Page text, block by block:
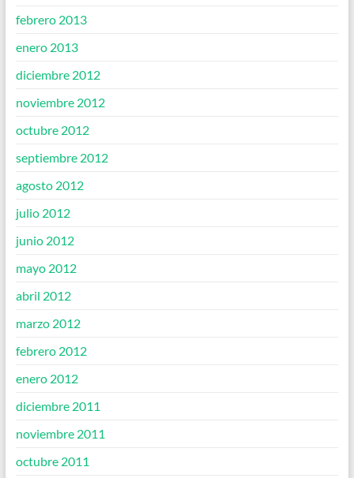
febrero 2013
enero 2013
diciembre 2012
noviembre 2012
octubre 2012
septiembre 2012
agosto 2012
julio 2012
junio 2012
mayo 2012
abril 2012
marzo 2012
febrero 2012
enero 2012
diciembre 2011
noviembre 2011
octubre 2011